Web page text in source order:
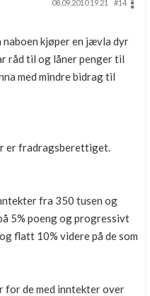
08.09.2010 19.21
#14
naboen kjøper en jævla dyr
råd til og låner penger til
med mindre bidrag til
er fradragsberettiget.
fra 350 tusen og
5% poeng og progressivt
flatt 10% videre på de som
for de med inntekter over